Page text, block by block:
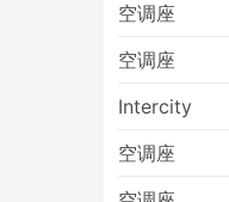
的麻烦
通高峰
大巴可
空调座
空调座
Intercity
空调座